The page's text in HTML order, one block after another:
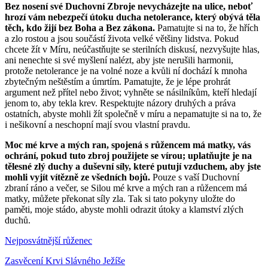
Bez nosení své Duchovní Zbroje nevycházejte na ulice, neboť
hrozí vám nebezpečí útoku ducha netolerance, který obývá těla
těch, kdo žijí bez Boha a Bez zákona. Pamatujte si na to, že hřích
a zlo rostou a jsou součástí života velké většiny lidstva. Pokud
chcete žít v Míru, neúčastňujte se sterilních diskusí, nezvyšujte hlas,
ani nenechte si své myšlení nalézt, aby jste nerušili harmonii,
protože netolerance je na volné noze a kvůli ní dochází k mnoha
zbytečným neštěstím a úmrtím. Pamatujte, že je lépe prohrát
argument než přítel nebo život; vyhněte se násilníkům, kteří hledají
jenom to, aby tekla krev. Respektujte názory druhých a práva
ostatních, abyste mohli žít společně v míru a nepamatujte si na to, že
i nešikovní a neschopní mají svou vlastní pravdu.
Moc mé krve a mých ran, spojená s růžencem má matky, vás
ochrání, pokud tuto zbroj použijete se vírou; uplatňujte je na
tělesné zlý duchy a duševní síly, které putují vzduchem, aby jste
mohli vyjít vítězně ze všedních bojů. Pouze s vaší Duchovní
zbraní ráno a večer, se Silou mé krve a mých ran a růžencem má
matky, můžete překonat síly zla. Tak si tato pokyny uložte do
paměti, moje stádo, abyste mohli odrazit útoky a klamství zlých
duchů.
Nejposvátnější růženec
Zasvěcení Krvi Slávného Ježíše